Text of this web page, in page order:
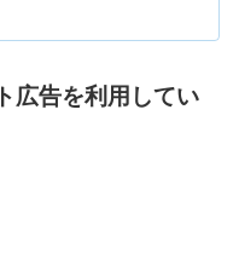
広告を利用してい